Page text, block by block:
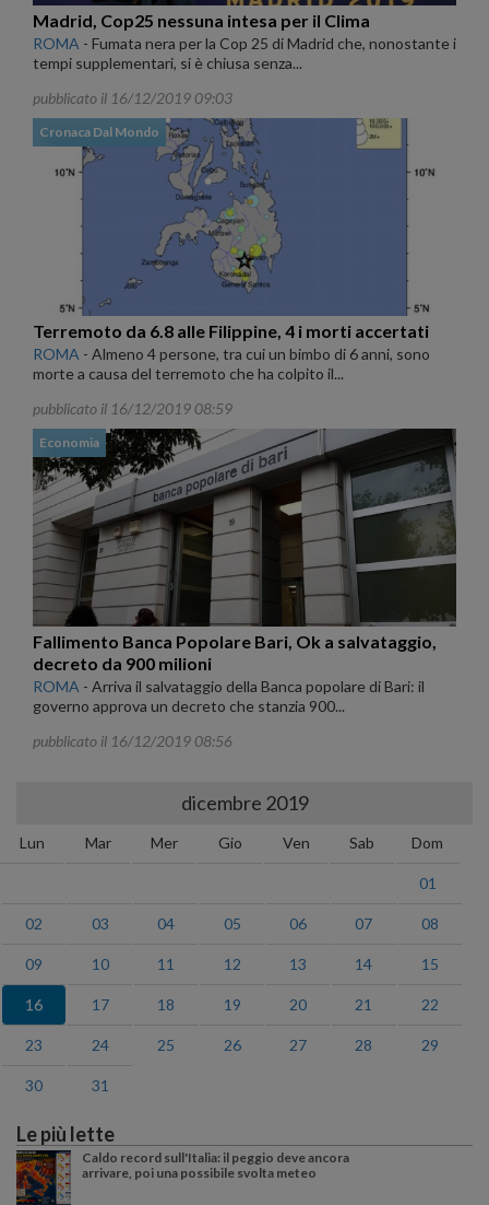
Madrid, Cop25 nessuna intesa per il Clima
ROMA - Fumata nera per la Cop 25 di Madrid che, nonostante i
tempi supplementari, si è chiusa senza...
pubblicato il 16/12/2019 09:03
Cronaca Dal Mondo
Terremoto da 6.8 alle Filippine, 4 i morti accertati
ROMA - Almeno 4 persone, tra cui un bimbo di 6 anni, sono
morte a causa del terremoto che ha colpito il...
pubblicato il 16/12/2019 08:59
Economia
Fallimento Banca Popolare Bari, Ok a salvataggio,
decreto da 900 milioni
ROMA - Arriva il salvataggio della Banca popolare di Bari: il
governo approva un decreto che stanzia 900...
pubblicato il 16/12/2019 08:56
dicembre 2019
Lun Mar Mer Gio Ven Sab Dom
01
02 03 04 05 06 07 08
09 10 11 12 13 14 15
16 17 18 19 20 21 22
23 24 25 26 27 28 29
30 31
Le più lette
Caldo record sull'Italia: il peggio deve ancora
arrivare, poi una possibile svolta meteo